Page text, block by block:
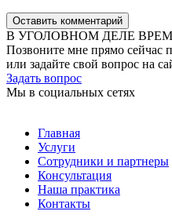
Оставить комментарий
В УГОЛОВНОМ ДЕЛЕ
Позвоните мне прямо сейчас
или задайте свой вопрос на
Задать вопрос
Мы в социальных сетях
Главная
Услуги
Сотрудники и партнеры
Консультация
Наша практика
Контакты